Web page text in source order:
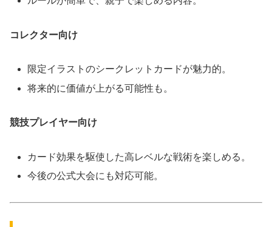
コレクター向け
限定イラストのシークレットカードが魅力的。
将来的に価値が上がる可能性も。
競技プレイヤー向け
カード効果を駆使した高レベルな戦術を楽しめる。
今後の公式大会にも対応可能。